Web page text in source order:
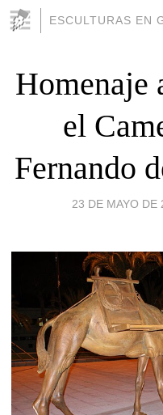
ESCULTURAS EN
Homenaje
el
Fernando
23 DE MAYO DE